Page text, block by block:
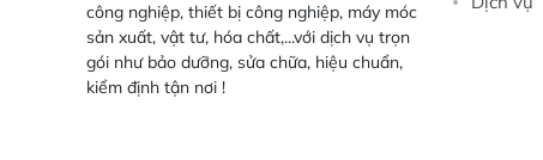
công nghiệp, thiết bị công nghiệp, máy móc
sản xuất, vật tư, hóa chất,...với dịch vụ trọn
gói như bảo dưỡng, sửa chữa, hiệu chuẩn,
kiểm định tận nơi !